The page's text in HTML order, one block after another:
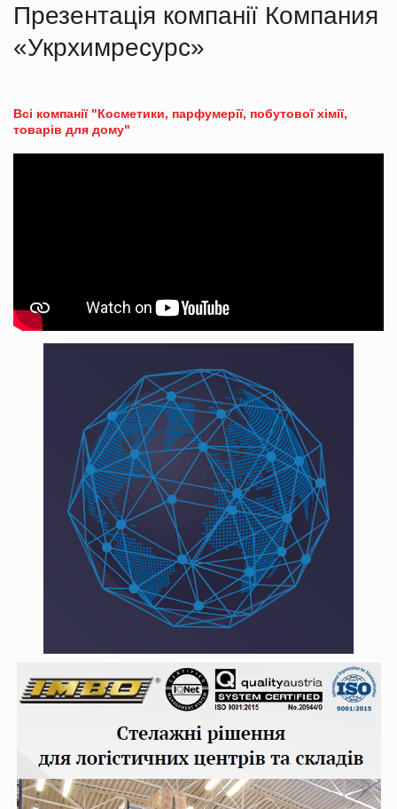
Презентація компанії Компания
«Укрхимресурс»
Всі компанії "Косметики, парфумерії, побутової хімії,
товарів для дому"